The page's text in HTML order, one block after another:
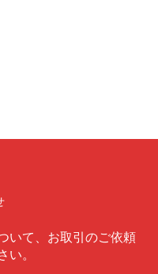
いて、お取引のご依頼
。